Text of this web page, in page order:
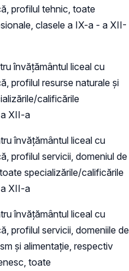
profilul tehnic, toate
clasele a IX-a - a XII-
învățământul liceal cu
profilul resurse naturale și
calificările
XII-a
învățământul liceal cu
profilul servicii, domeniul de
specializările/calificările
XII-a
învățământul liceal cu
profilul servicii, domeniile de
și alimentație, respectiv
toate